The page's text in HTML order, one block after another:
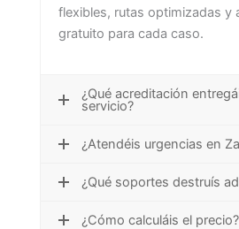
flexibles, rutas optimizadas y
gratuito para cada caso.
¿Qué acreditación
servicio?
¿Atendéis urgencias en
¿Qué soportes destruís
¿Cómo calculáis el precio?